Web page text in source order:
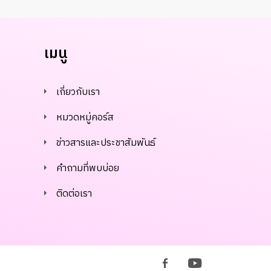
เมนู
เกี่ยวกับเรา
หมวดหมู่คอร์ส
ข่าวสารและประชาสัมพันธ์
คำถามที่พบบ่อย
ติดต่อเรา